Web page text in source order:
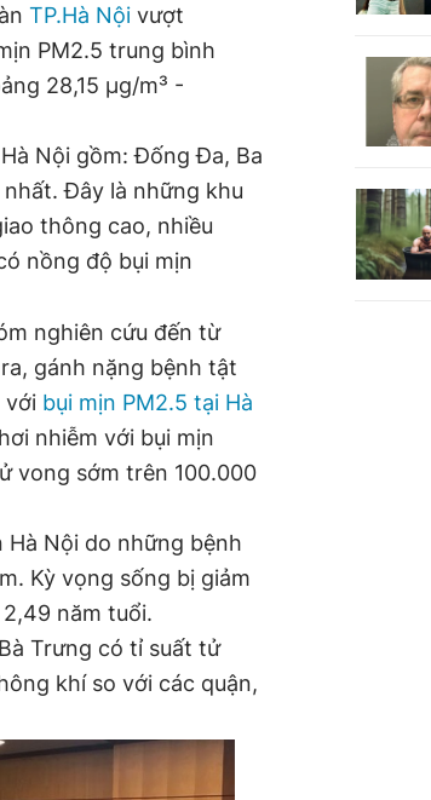
TP.Hà Nội vượt
PM2.5 trung bình
28,15 µg/m³ -
Nội gồm: Đống Đa, Ba
Đây là những khu
thông cao, nhiều
nồng độ bụi mịn
nghiên cứu đến từ
gánh nặng bệnh tật
với bụi mịn PM2.5 tại Hà
nhiễm với bụi mịn
vong sớm trên 100.000
Nội do những bệnh
Kỳ vọng sống bị giảm
năm tuổi.
Trưng có tỉ suất tử
khí so với các quận,